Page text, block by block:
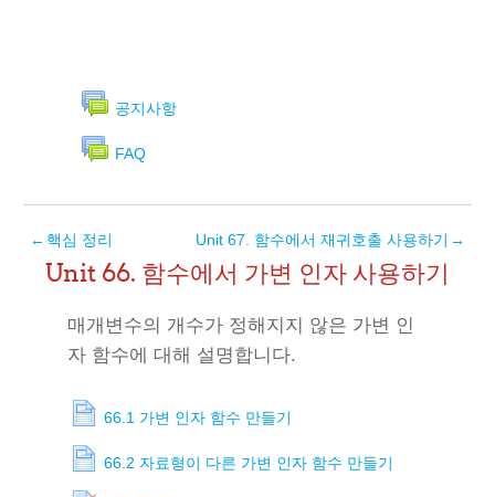
공지사항
FAQ
← 핵심 정리 Unit 67. 함수에서 재귀호출 사용하기 →
Unit 66. 함수에서 가변 인자 사용하기
매개변수의 개수가 정해지지 않은 가변 인
자 함수에 대해 설명합니다.
66.1 가변 인자 함수 만들기
66.2 자료형이 다른 가변 인자 함수 만들기